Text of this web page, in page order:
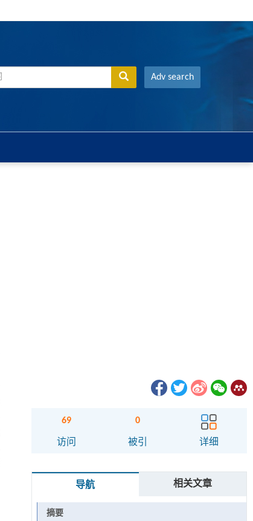
Adv search
69
访问
0
被引 详细
导航 相关文章
摘要